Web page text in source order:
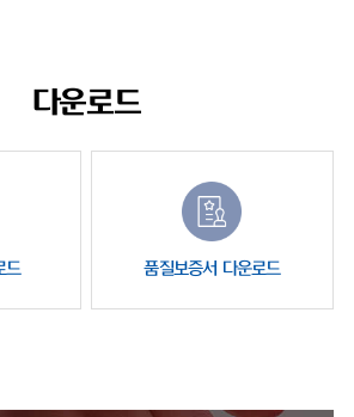
다운로드
드 품질보증서 다운로드